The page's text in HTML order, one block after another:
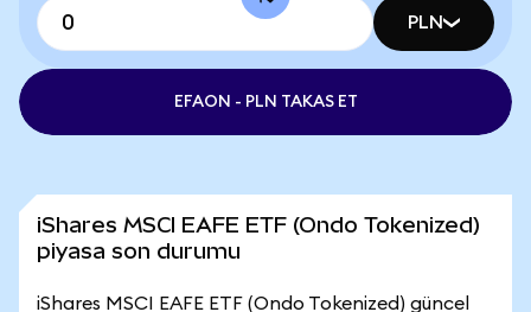
PLN
EFAON - PLN TAKAS ET
iShares MSCI EAFE ETF (Ondo Tokenized)
piyasa son durumu
iShares MSCI EAFE ETF (Ondo Tokenized) güncel